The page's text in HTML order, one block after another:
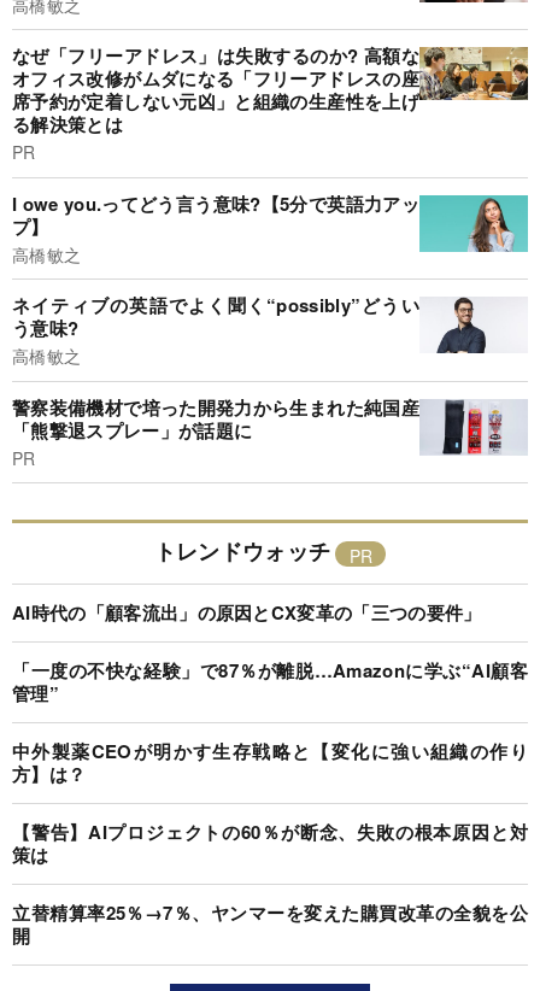
なぜ「フリーアドレス」は失敗するのか? 高額な
オフィス改修がムダになる「フリーアドレスの座
席予約が定着しない元凶」と組織の生産性を上げ
る解決策とは
PR
I owe you.ってどう言う意味?【5分で英語力アッ
プ】
高橋敏之
ネイティブの英語でよく聞く“possibly”どうい
う意味?
高橋敏之
警察装備機材で培った開発力から生まれた純国産
「熊撃退スプレー」が話題に
PR
トレンドウォッチ
AI時代の「顧客流出」の原因とCX変革の「三つの要件」
「一度の不快な経験」で87％が離脱…Amazonに学ぶ“AI顧客
管理”
中外製薬CEOが明かす生存戦略と【変化に強い組織の作り
方】は？
【警告】AIプロジェクトの60％が断念、失敗の根本原因と対
策は
立替精算率25％→7％、ヤンマーを変えた購買改革の全貌を公
開